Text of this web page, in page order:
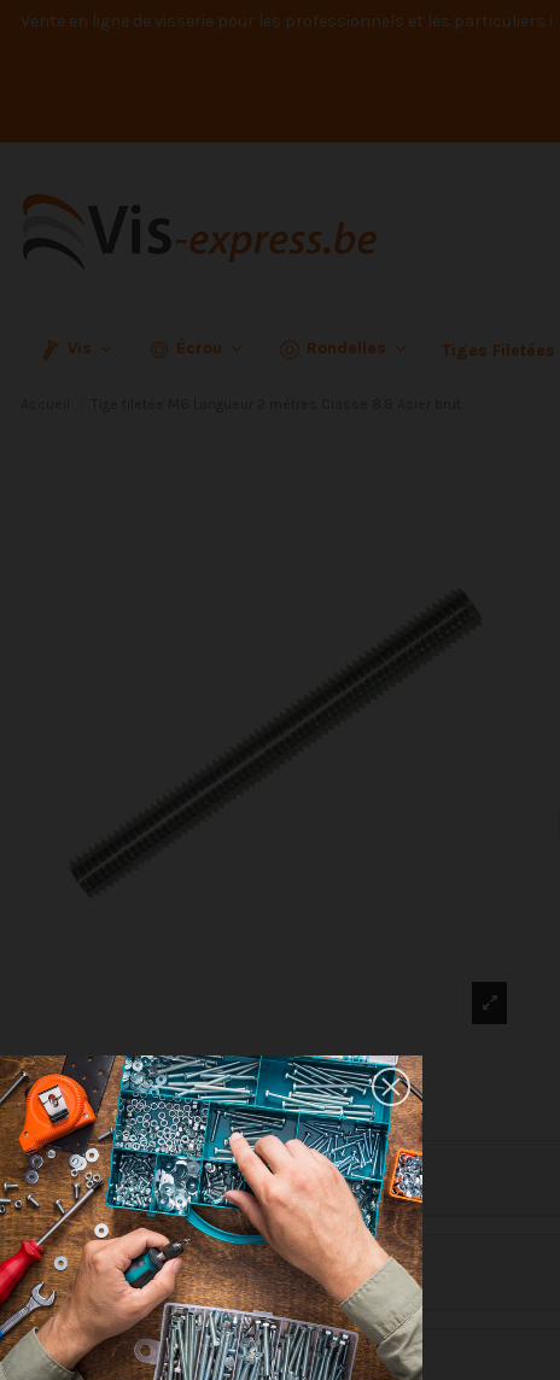
Vente en ligne de visserie pour les professionnels et les particuliers !
Vis Écrou Rondelles Tiges Filetées
Détails du produit
Description
Cas d'utilisation